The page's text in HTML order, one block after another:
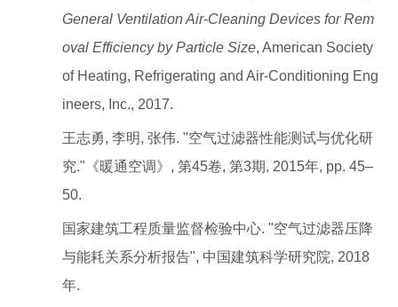
General Ventilation Air-Cleaning Devices for Rem
oval Efficiency by Particle Size, American Society
of Heating, Refrigerating and Air-Conditioning Eng
ineers, Inc., 2017.
王志勇, 李明, 张伟. "空气过滤器性能测试与优化研
究."《暖通空调》, 第45卷, 第3期, 2015年, pp. 45–
50.
国家建筑工程质量监督检验中心. "空气过滤器压降
与能耗关系分析报告", 中国建筑科学研究院, 2018
年.